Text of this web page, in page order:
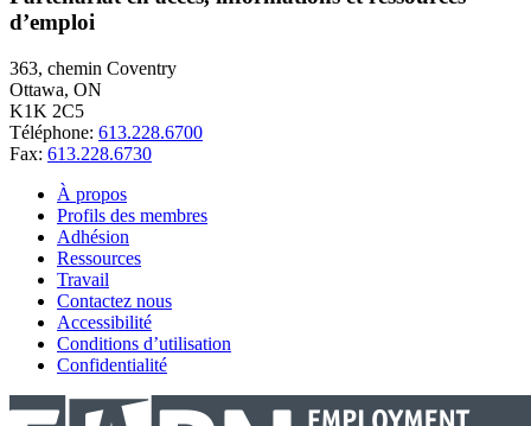
d’emploi
363, chemin Coventry
Ottawa, ON
K1K 2C5
Téléphone: 613.228.6700
Fax: 613.228.6730
À propos
Profils des membres
Adhésion
Ressources
Travail
Contactez nous
Accessibilité
Conditions d’utilisation
Confidentialité